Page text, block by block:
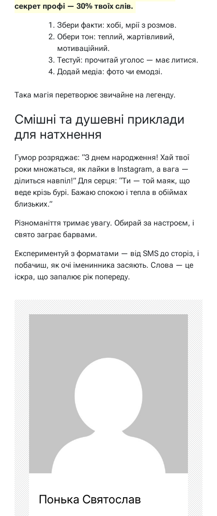
секрет профі — 30% твоїх слів.
Збери факти: хобі, мрії з розмов.
Обери тон: теплий, жартівливий,
мотиваційний.
Тестуй: прочитай уголос — має литися.
Додай медіа: фото чи емодзі.
Така магія перетворює звичайне на легенду.
Смішні та душевні приклади
для натхнення
Гумор розряджає: “З днем народження! Хай твої
роки множаться, як лайки в Instagram, а вага —
ділиться навпіл!” Для серця: “Ти — той маяк, що
веде крізь бурі. Бажаю спокою і тепла в обіймах
близьких.”
Різноманіття тримає увагу. Обирай за настроєм, і
свято заграє барвами.
Експериментуй з форматами — від SMS до сторіз, і
побачиш, як очі іменинника засяють. Слова — це
іскра, що запалює рік попереду.
Понька Святослав